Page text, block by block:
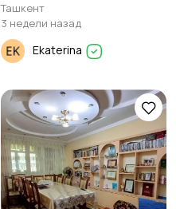
Ташкент
3 недели назад
Ekaterina